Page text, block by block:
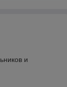
и